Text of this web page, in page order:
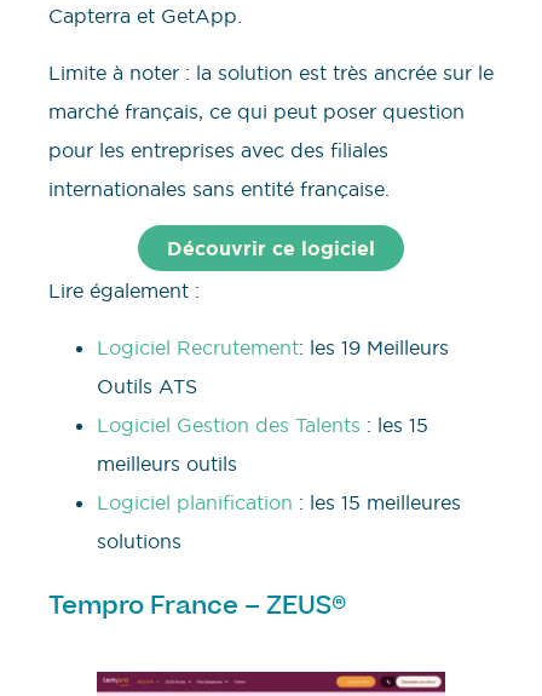
Capterra et GetApp.
Limite à noter : la solution est très ancrée sur le
marché français, ce qui peut poser question
pour les entreprises avec des filiales
internationales sans entité française.
Découvrir ce logiciel
Lire également :
Logiciel Recrutement: les 19 Meilleurs
Outils ATS
Logiciel Gestion des Talents : les 15
meilleurs outils
Logiciel planification : les 15 meilleures
solutions
Tempro France – ZEUS®